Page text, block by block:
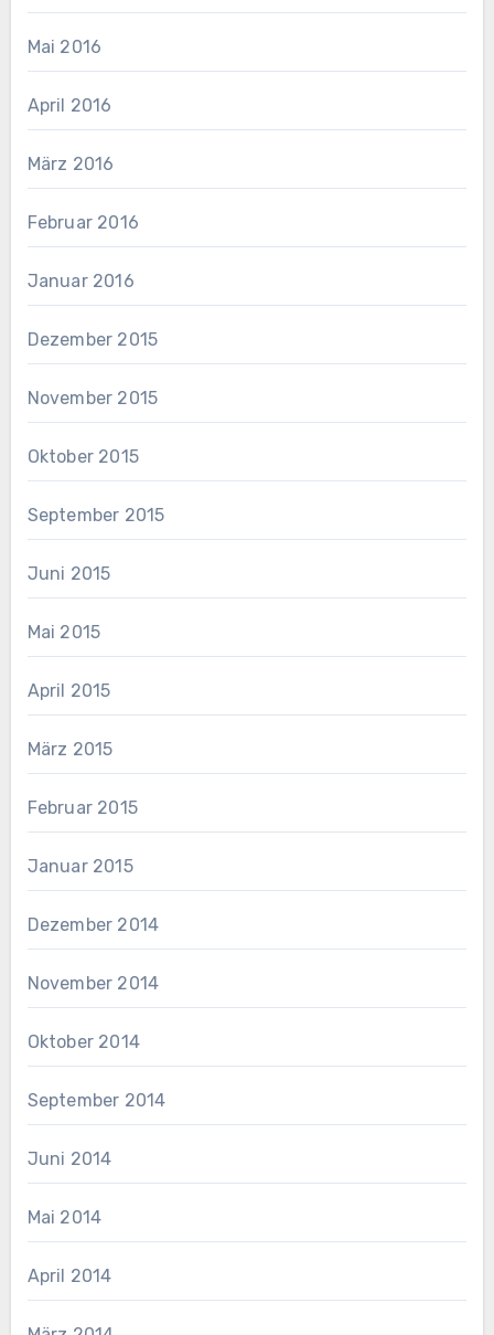
Mai 2016
April 2016
März 2016
Februar 2016
Januar 2016
Dezember 2015
November 2015
Oktober 2015
September 2015
Juni 2015
Mai 2015
April 2015
März 2015
Februar 2015
Januar 2015
Dezember 2014
November 2014
Oktober 2014
September 2014
Juni 2014
Mai 2014
April 2014